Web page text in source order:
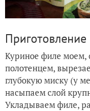
Приготовление
Куриное филе
полотенцем,
глубокую миску (у
насыпаем слой
Укладываем филе,